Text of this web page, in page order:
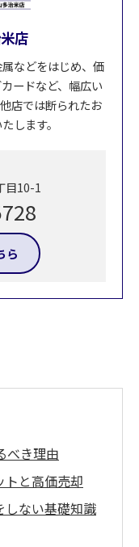
店
などをはじめ、価
ードなど、幅広い
店では断られたお
します。
目10-1
ら
べき理由
トと高価売却
しない基礎知識
の見極め方